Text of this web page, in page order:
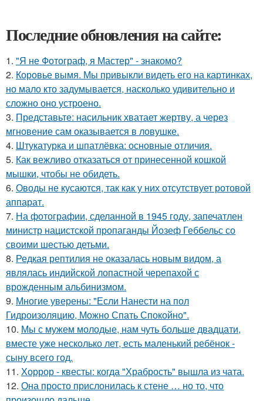
Последние обновления на сайте:
1. "Я не Фотограф, я Мастер" - знакомо?
2. Коровье вымя. Мы привыкли видеть его на картинках,
но мало кто задумывается, насколько удивительно и
сложно оно устроено.
3. Представьте: насильник хватает жертву, а через
мгновение сам оказывается в ловушке.
4. Штукатурка и шпатлёвка: основные отличия.
5. Как вежливо отказаться от принесенной кошкой
мышки, чтобы не обидеть.
6. Оводы не кусаются, так как у них отсутствует ротовой
аппарат.
7. На фотографии, сделанной в 1945 году, запечатлен
министр нацистской пропаганды Йозеф Геббельс со
своими шестью детьми.
8. Редкая рептилия не оказалась новым видом, а
являлась индийской лопастной черепахой с
врожденным альбинизмом.
9. Многие уверены: "Если Нанести на пол
Гидроизоляцию, Можно Спать Спокойно".
10. Мы с мужем молодые, нам чуть больше двадцати,
вместе уже несколько лет, есть маленький ребёнок -
сыну всего год.
11. Хоррор - квесты: когда "Храбрость" вышла из чата.
12. Она просто прислонилась к стене … но то, что